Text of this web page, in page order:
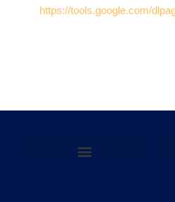
https://tools.google.com/